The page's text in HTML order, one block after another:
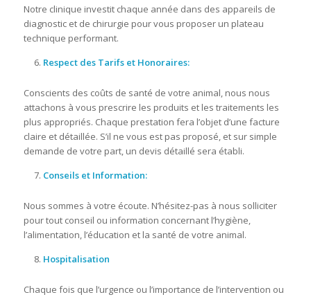
Notre clinique investit chaque année dans des appareils de
diagnostic et de chirurgie pour vous proposer un plateau
technique performant.
Respect des Tarifs et Honoraires:
Conscients des coûts de santé de votre animal, nous nous
attachons à vous prescrire les produits et les traitements les
plus appropriés. Chaque prestation fera l’objet d’une facture
claire et détaillée. S’il ne vous est pas proposé, et sur simple
demande de votre part, un devis détaillé sera établi.
Conseils et Information:
Nous sommes à votre écoute. N’hésitez-pas à nous solliciter
pour tout conseil ou information concernant l’hygiène,
l’alimentation, l’éducation et la santé de votre animal.
Hospitalisation
Chaque fois que l’urgence ou l’importance de l’intervention ou